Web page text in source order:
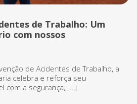
de Trabalho: Um
com nossos
de Acidentes de Trabalho, a
celebra e reforça seu
com a segurança, […]